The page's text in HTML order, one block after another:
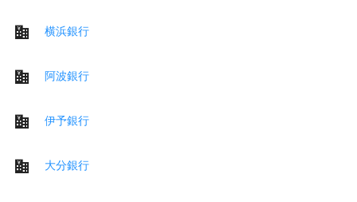
横浜銀行
阿波銀行
伊予銀行
大分銀行